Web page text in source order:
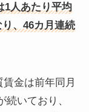
1人あたり平均
、46カ月連続
金は前年同月
続いており、